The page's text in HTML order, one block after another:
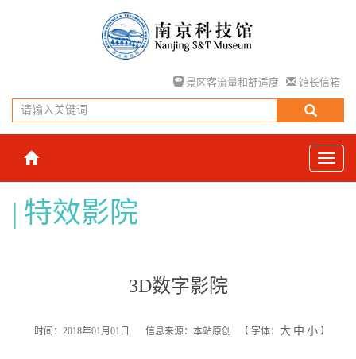
景区客流量和舒适度 馆长信箱
特效影院
3D数字影院
时间：2018年01月01日 信息来源：本站原创 【 字体： 大 中 小 】